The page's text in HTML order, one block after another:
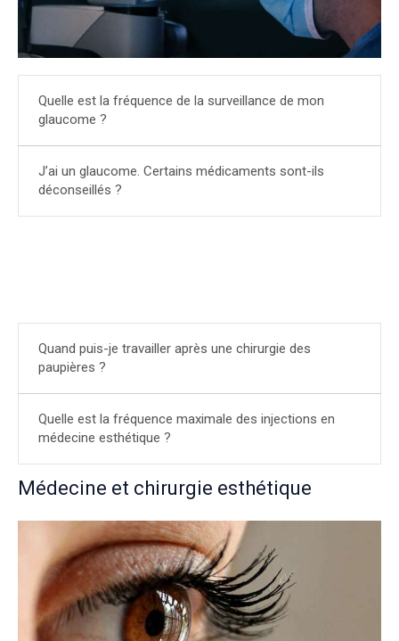
Quelle est la fréquence de la surveillance de mon
glaucome ?
J’ai un glaucome. Certains médicaments sont-ils
déconseillés ?
Quand puis-je travailler après une chirurgie des
paupières ?
Quelle est la fréquence maximale des injections en
médecine esthétique ?
Médecine et chirurgie esthétique